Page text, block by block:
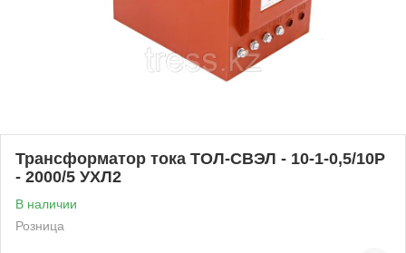
Трансформатор тока ТОЛ-СВЭЛ - 10-1-0,5/10Р
- 2000/5 УХЛ2
В наличии
Розница